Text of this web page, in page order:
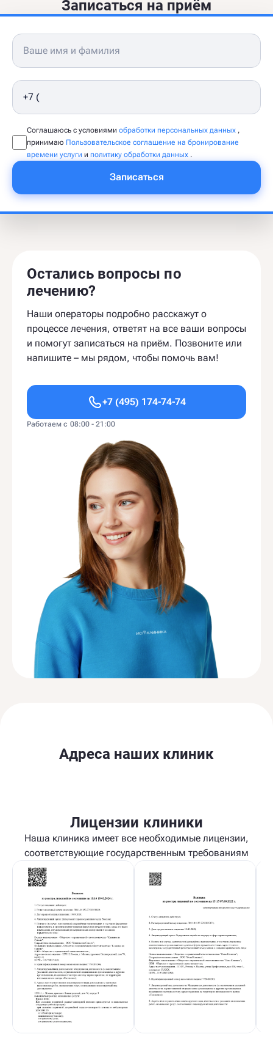
Записаться на приём
Соглашаюсь с условиями обработки персональных данных ,
принимаю Пользовательское соглашение на бронирование
времени услуги и политику обработки данных .
Записаться
Остались вопросы по
лечению?
Наши операторы подробно расскажут о
процессе лечения, ответят на все ваши вопросы
и помогут записаться на приём. Позвоните или
напишите – мы рядом, чтобы помочь вам!
+7 (495) 174-74-74
Работаем с 08:00 - 21:00
Адреса наших клиник
Лицензии клиники
Наша клиника имеет все необходимые лицензии,
соответствующие государственным требованиям